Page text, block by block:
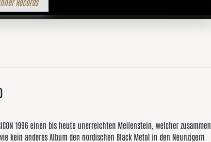
Records
1996 einen bis heute unerreichten Meilenstein, welcher zusammen
kein anderes Album den nordischen Black Metal in den Neunzigern